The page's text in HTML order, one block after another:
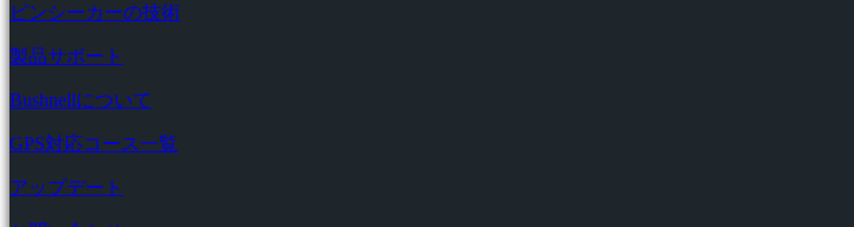
ピンシーカーの技術
製品サポート
Bushnellについて
GPS対応コース一覧
アップデート